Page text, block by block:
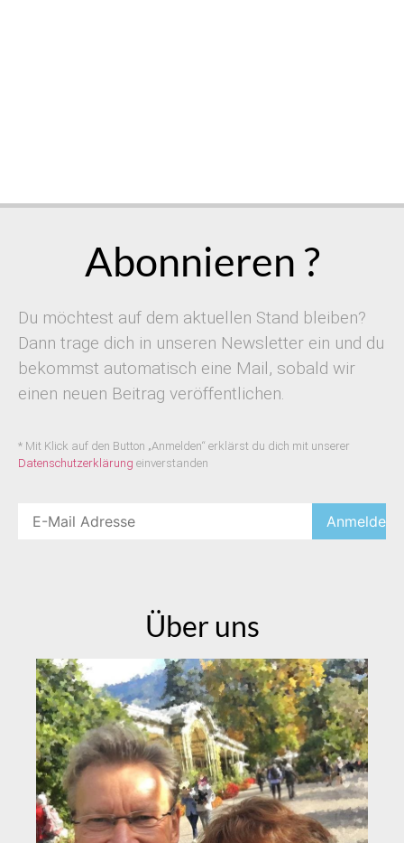
Abonnieren ?
Du möchtest auf dem aktuellen Stand bleiben?
Dann trage dich in unseren Newsletter ein und du
bekommst automatisch eine Mail, sobald wir
einen neuen Beitrag veröffentlichen.
* Mit Klick auf den Button „Anmelden“ erklärst du dich mit unserer
Datenschutzerklärung einverstanden
Über uns